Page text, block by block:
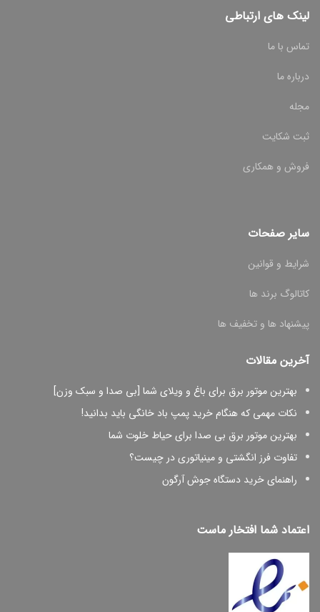
لینک های ارتباطی
تماس با ما
درباره ما
مجله
ثبت شکایت
فروش و همکاری
سایر صفحات
شرایط و قوانین
کاتالوگ برند ها
پیشنهاد ها و تخفیف ها
آخرین مقالات
بهترین موتور برق برای باغ و ویلای شما [بی صدا و سبک وزن]
نکات مهمی که هنگام خرید پمپ باد خانگی باید بدانید!
بهترین موتور برق بی صدا برای حیاط خلوت شما
تفاوت فرز انگشتی و مینیاتوری در چیست؟
راهنمای خرید دستگاه جوش آرگون
اعتماد شما افتخار ماست